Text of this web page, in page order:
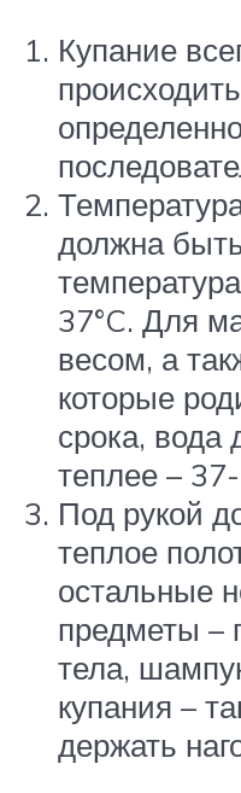
Купание
должна
37°C. Для
весом, а
которые
срока, вода
теплее –
Под рукой
теплое
остальные
предметы –
тела,
купания –
держать